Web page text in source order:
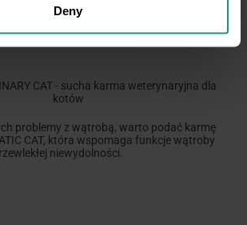
Deny
CAT - sucha karma weterynaryjna dla
kotów
problemy z wątrobą, warto podać karmę
CAT, która wspomaga funkcje wątroby
niewydolności.